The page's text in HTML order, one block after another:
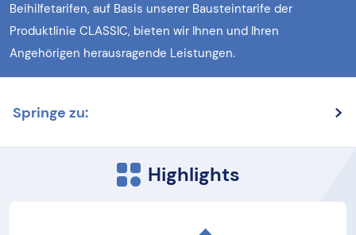
Beihilfetarifen, auf Basis unserer Bausteintarife der
Produktlinie CLASSIC, bieten wir Ihnen und Ihren
Angehörigen herausragende Leistungen.
Springe zu:
Highlights